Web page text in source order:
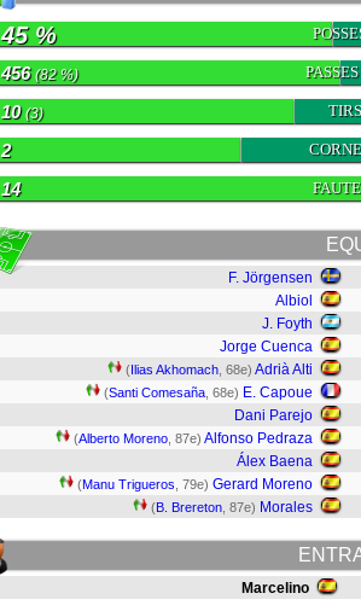
45 %
PASSES
456(82 %)
10(3)
2
14
F. Jörgensen
Albiol
J. Foyth
Jorge Cuenca
(Ilias Akhomach , 68e) Adrià Alti
(Santi Comesaña , 68e) E. Capoue
Dani Parejo
(Alberto Moreno , 87e) Alfonso Pedraza
Álex Baena
(Manu Trigueros , 79e) Gerard Moreno
(B. Brereton , 87e) Morales
Marcelino